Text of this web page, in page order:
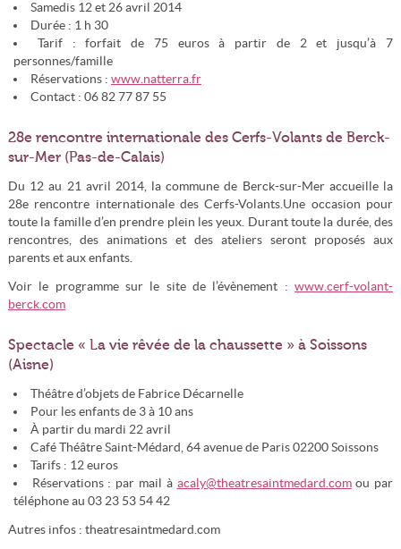
Samedis 12 et 26 avril 2014
Durée : 1 h 30
Tarif : forfait de 75 euros à partir de 2 et jusqu’à 7
personnes/famille
Réservations : www.natterra.fr
Contact : 06 82 77 87 55
28e rencontre internationale des Cerfs-Volants de Berck-
sur-Mer (Pas-de-Calais)
Du 12 au 21 avril 2014, la commune de Berck-sur-Mer accueille la
28e rencontre internationale des Cerfs-Volants.Une occasion pour
toute la famille d’en prendre plein les yeux. Durant toute la durée, des
rencontres, des animations et des ateliers seront proposés aux
parents et aux enfants.
Voir le programme sur le site de l’évènement :www.cerf-volant-
berck.com
Spectacle « La vie rêvée de la chaussette » à Soissons
(Aisne)
Théâtre d’objets de Fabrice Décarnelle
Pour les enfants de 3 à 10 ans
À partir du mardi 22 avril
Café Théâtre Saint-Médard, 64 avenue de Paris 02200 Soissons
Tarifs : 12 euros
Réservations : par mail à acaly@theatresaintmedard.comou par
téléphone au 03 23 53 54 42
Autres infos : theatresaintmedard.com